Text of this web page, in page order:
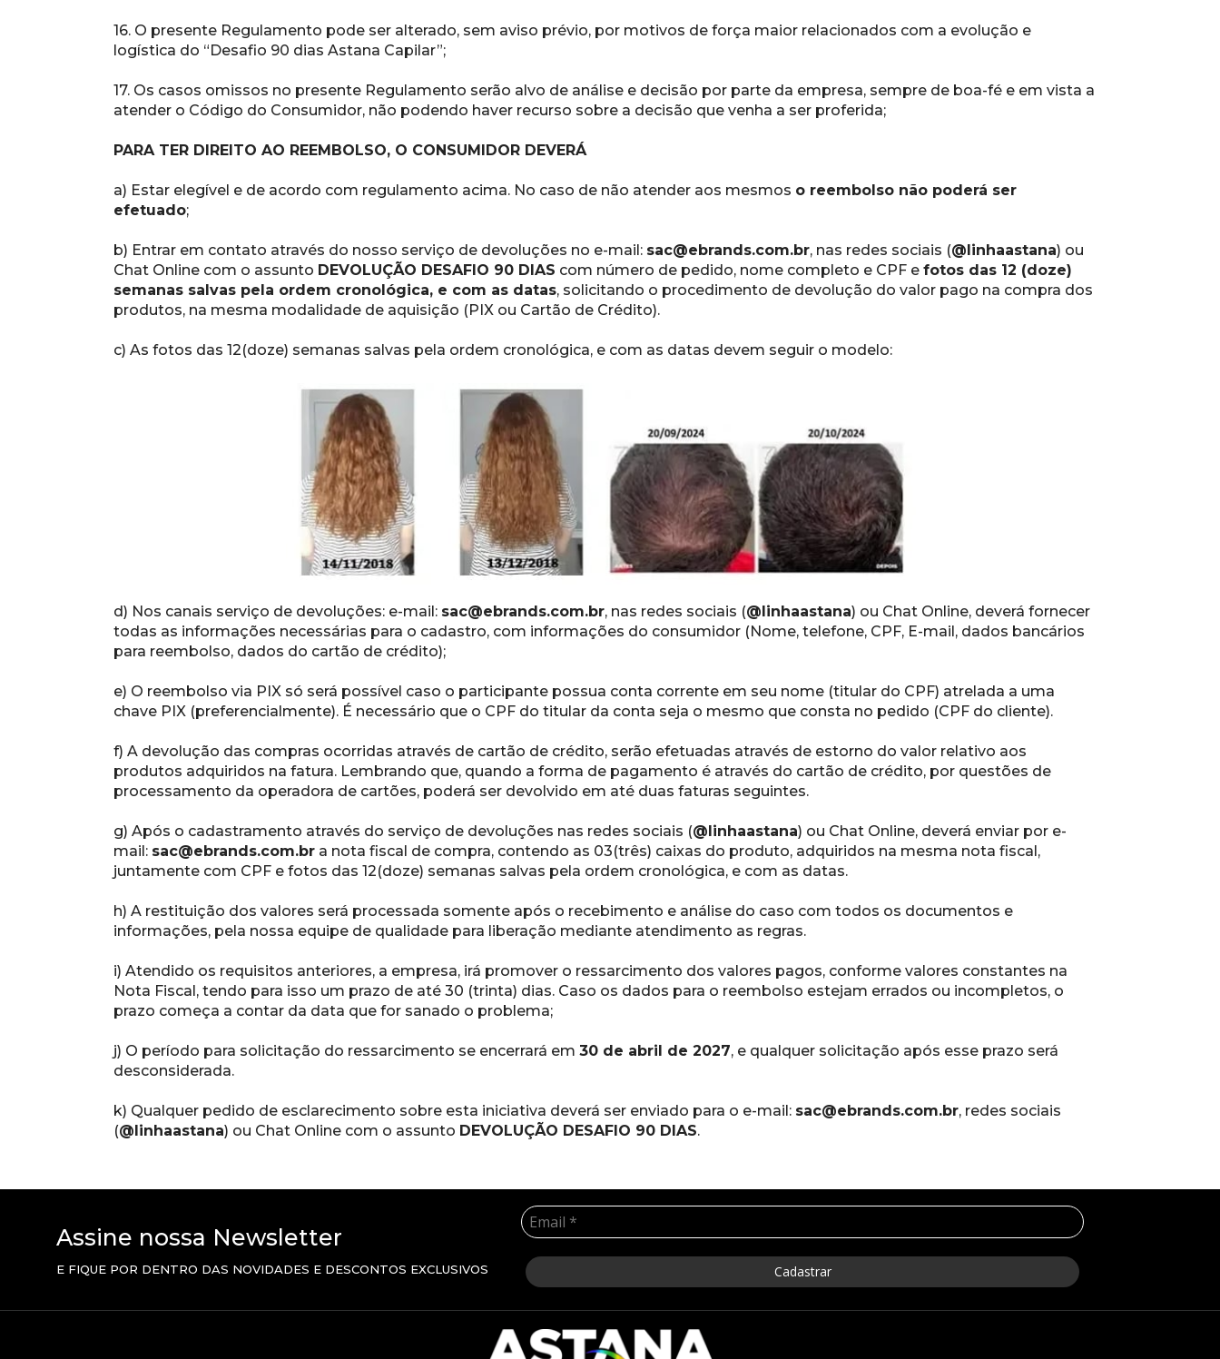
16. O presente Regulamento pode ser alterado, sem aviso prévio, por motivos de força maior relacionados com a evolução e
logística do “Desafio 90 dias Astana Capilar”;
17. Os casos omissos no presente Regulamento serão alvo de análise e decisão por parte da empresa, sempre de boa-fé e em vista a
atender o Código do Consumidor, não podendo haver recurso sobre a decisão que venha a ser proferida;
PARA TER DIREITO AO REEMBOLSO, O CONSUMIDOR DEVERÁ
a) Estar elegível e de acordo com regulamento acima. No caso de não atender aos mesmos o reembolso não poderá ser
efetuado;
b) Entrar em contato através do nosso serviço de devoluções no e-mail: sac@ebrands.com.br, nas redes sociais (@linhaastana) ou
Chat Online com o assunto DEVOLUÇÃO DESAFIO 90 DIAS com número de pedido, nome completo e CPF e fotos das 12 (doze)
semanas salvas pela ordem cronológica, e com as datas, solicitando o procedimento de devolução do valor pago na compra dos
produtos, na mesma modalidade de aquisição (PIX ou Cartão de Crédito).
c) As fotos das 12(doze) semanas salvas pela ordem cronológica, e com as datas devem seguir o modelo:
d) Nos canais serviço de devoluções: e-mail: sac@ebrands.com.br, nas redes sociais (@linhaastana) ou Chat Online, deverá fornecer
todas as informações necessárias para o cadastro, com informações do consumidor (Nome, telefone, CPF, E-mail, dados bancários
para reembolso, dados do cartão de crédito);
e) O reembolso via PIX só será possível caso o participante possua conta corrente em seu nome (titular do CPF) atrelada a uma
chave PIX (preferencialmente). É necessário que o CPF do titular da conta seja o mesmo que consta no pedido (CPF do cliente).
f) A devolução das compras ocorridas através de cartão de crédito, serão efetuadas através de estorno do valor relativo aos
produtos adquiridos na fatura. Lembrando que, quando a forma de pagamento é através do cartão de crédito, por questões de
processamento da operadora de cartões, poderá ser devolvido em até duas faturas seguintes.
g) Após o cadastramento através do serviço de devoluções nas redes sociais (@linhaastana) ou Chat Online, deverá enviar por e-
mail: sac@ebrands.com.br a nota fiscal de compra, contendo as 03(três) caixas do produto, adquiridos na mesma nota fiscal,
juntamente com CPF e fotos das 12(doze) semanas salvas pela ordem cronológica, e com as datas.
h) A restituição dos valores será processada somente após o recebimento e análise do caso com todos os documentos e
informações, pela nossa equipe de qualidade para liberação mediante atendimento as regras.
i) Atendido os requisitos anteriores, a empresa, irá promover o ressarcimento dos valores pagos, conforme valores constantes na
Nota Fiscal, tendo para isso um prazo de até 30 (trinta) dias. Caso os dados para o reembolso estejam errados ou incompletos, o
prazo começa a contar da data que for sanado o problema;
j) O período para solicitação do ressarcimento se encerrará em 30 de abril de 2027, e qualquer solicitação após esse prazo será
desconsiderada.
k) Qualquer pedido de esclarecimento sobre esta iniciativa deverá ser enviado para o e-mail: sac@ebrands.com.br, redes sociais
(@linhaastana) ou Chat Online com o assunto DEVOLUÇÃO DESAFIO 90 DIAS.
Cadastrar
Assine nossa Newsletter
E FIQUE POR DENTRO DAS NOVIDADES E DESCONTOS EXCLUSIVOS